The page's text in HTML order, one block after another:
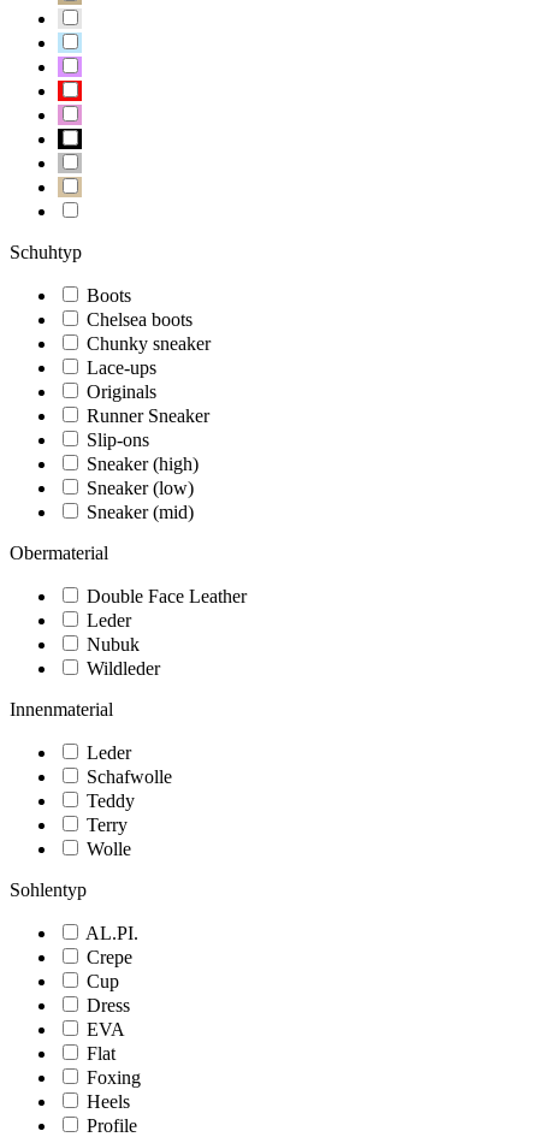
Schuhtyp
Boots
Chelsea boots
Chunky sneaker
Lace-ups
Originals
Runner Sneaker
Slip-ons
Sneaker (high)
Sneaker (low)
Sneaker (mid)
Obermaterial
Double Face Leather
Leder
Nubuk
Wildleder
Innenmaterial
Leder
Schafwolle
Teddy
Terry
Wolle
Sohlentyp
AL.PI.
Crepe
Cup
Dress
EVA
Flat
Foxing
Heels
Profile